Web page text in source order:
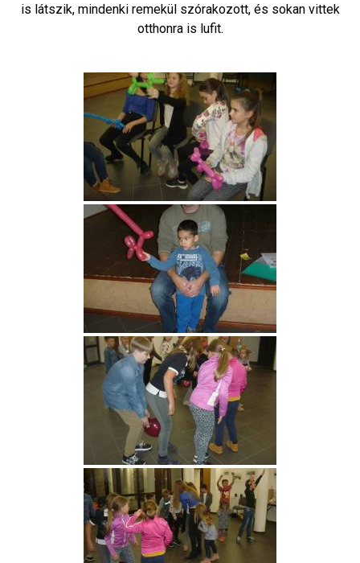
is látszik, mindenki remekül szórakozott, és sokan vittek
otthonra is lufit.